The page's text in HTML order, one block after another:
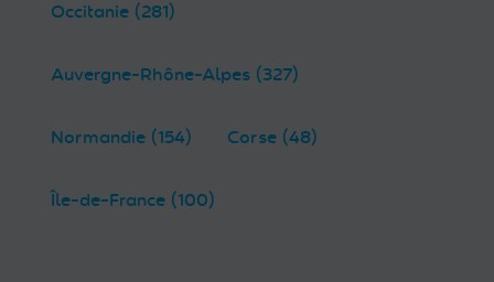
Occitanie (281)
Auvergne-Rhône-Alpes (327)
Normandie (154) Corse (48)
Île-de-France (100)